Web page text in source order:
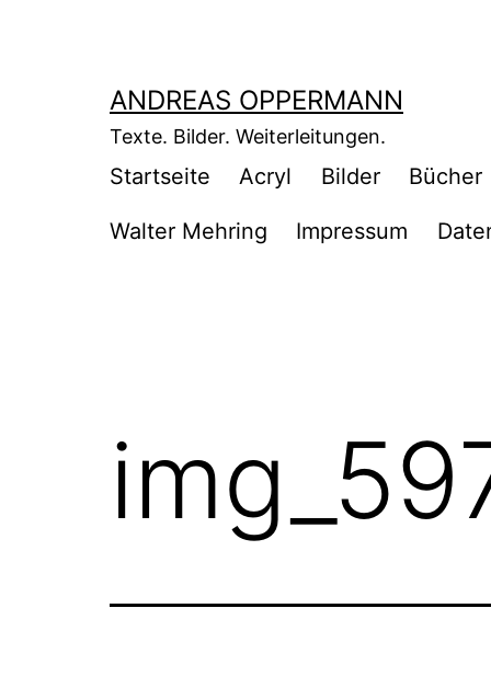
ANDREAS OPPERMANN
Texte. Bilder. Weiterleitungen.
Startseite Acryl Bilder Bücher
Walter Mehring Impressum